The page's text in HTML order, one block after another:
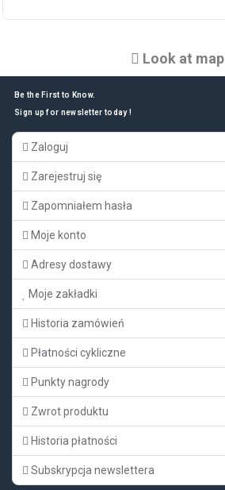
Look at map
Be the First to Know.
Sign up for newsletter today !
Zaloguj
Zarejestruj się
Zapomniałem hasła
Moje konto
Adresy dostawy
Moje zakładki
Historia zamówień
Płatności cykliczne
Punkty nagrody
Zwrot produktu
Historia płatności
Subskrypcja newslettera